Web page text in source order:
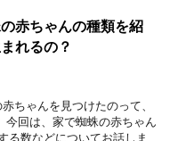
赤ちゃんの種類を紹
れるの？
ちゃんを見つけたのって、
今回は、家で蜘蛛の赤ちゃん
る数などについてお話しま